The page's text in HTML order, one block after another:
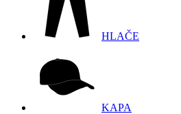
HLAČE
KAPA